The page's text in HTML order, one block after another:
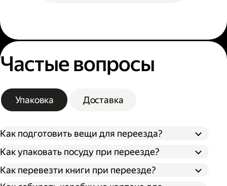
Частые вопросы
Упаковка Доставка
Как подготовить вещи для переезда?
Сначала упакуйте предметы интерьера,
обувь и одежду, которые не понадобятся в
Как упаковать посуду при переезде?
Застелите дно коробки поролоном,
синтепоном или другим мягким
Как перевезти книги при переезде?